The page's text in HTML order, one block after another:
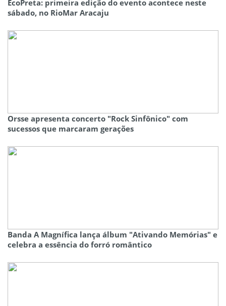
EcoPreta: primeira edição do evento acontece neste
sábado, no RioMar Aracaju
Orsse apresenta concerto "Rock Sinfônico" com
sucessos que marcaram gerações
Banda A Magnífica lança álbum "Ativando Memórias" e
celebra a essência do forró romântico